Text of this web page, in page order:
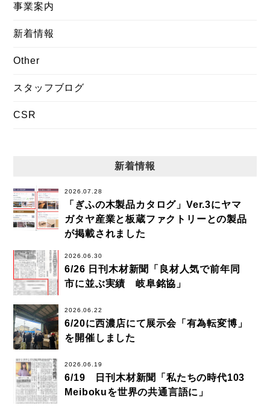
事業案内
新着情報
Other
スタッフブログ
CSR
新着情報
2026.07.28
「ぎふの木製品カタログ」Ver.3にヤマ
ガタヤ産業と板蔵ファクトリーとの製品
が掲載されました
2026.06.30
6/26 日刊木材新聞「良材人気で前年同
市に並ぶ実績 岐阜銘協」
2026.06.22
6/20に西濃店にて展示会「有為転変博」
を開催しました
2026.06.19
6/19 日刊木材新聞「私たちの時代103
Meibokuを世界の共通言語に」